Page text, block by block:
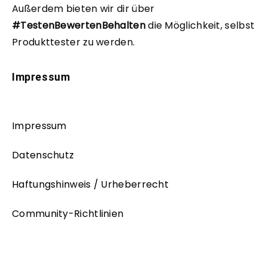
Außerdem bieten wir dir über
#TestenBewertenBehaltendie Möglichkeit, selbst
Produkttester zu werden.
Impressum
Impressum
Datenschutz
Haftungshinweis / Urheberrecht
Community-Richtlinien